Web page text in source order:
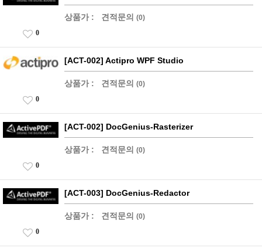
상품가 : 견적문의 (0)
0
[ACT-002] Actipro WPF Studio
상품가 : 견적문의 (0)
0
[ACT-002] DocGenius-Rasterizer
상품가 : 견적문의 (0)
0
[ACT-003] DocGenius-Redactor
상품가 : 견적문의 (0)
0